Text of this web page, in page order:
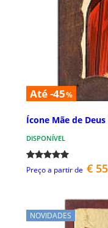
Até -45%
Ícone Mãe de
DISPONÍVEL
Preço a partir de €
NOVIDADES